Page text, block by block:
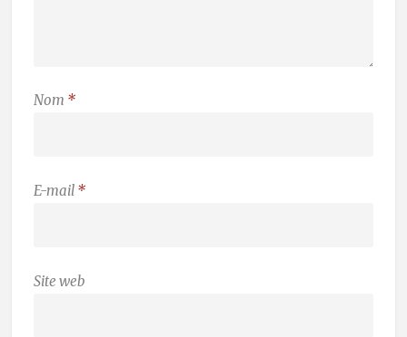
Nom *
E-mail *
Site web